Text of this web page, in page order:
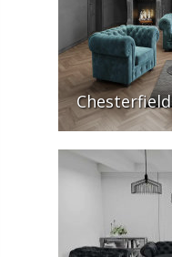
Chesterfield